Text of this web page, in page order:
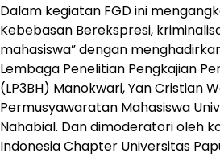
Dalam kegiatan FGD ini
Kebebasan Berekspresi,
mahasiswa” dengan
Lembaga Penelitian Pengkajian
(LP3BH) Manokwari, Yan Cristian
Permusyawaratan Mahasiswa
Nahabial. Dan dimoderatori oleh
Indonesia Chapter Universitas